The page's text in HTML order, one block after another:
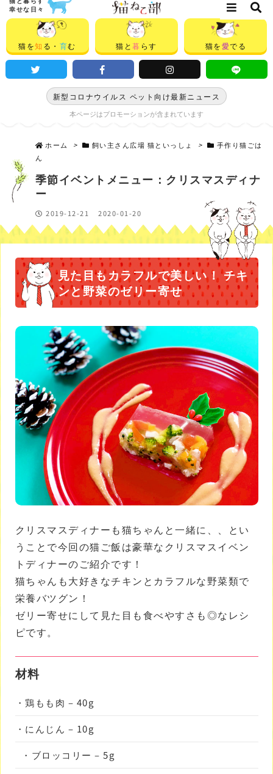
幸せな日々
猫を知 る・ 育む 猫と暮 らす 猫を愛でる
新型コロナウイルス ペット向け最新ニュース
本ページはプロモーションが含まれています
ホーム > 飼い主さん広場 猫といっしょ >
手作り猫ごは
ん
季節イベントメニュー：クリスマスディナ
ー
2019-12-21 2020-01-20
見た目もカラフルで美しい！ チキ
ンと野菜のゼリー寄せ
クリスマスディナーも猫ちゃんと一緒に、、とい
うことで今回の猫ご飯は豪華なクリスマスイベン
トディナーのご紹介です！
猫ちゃんも大好きなチキンとカラフルな野菜類で
栄養バツグン！
ゼリー寄せにして見た目も食べやすさも◎なレシ
ピです。
材料
・鶏もも肉 – 40g
・にんじん – 10g
・ブロッコリー – 5g